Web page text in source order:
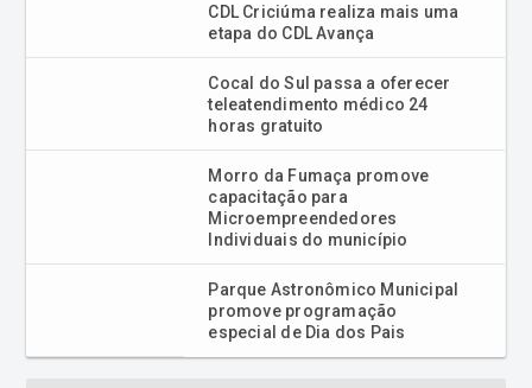
CDL Criciúma realiza mais uma
etapa do CDL Avança
Cocal do Sul passa a oferecer
teleatendimento médico 24
horas gratuito
Morro da Fumaça promove
capacitação para
Microempreendedores
Individuais do município
Parque Astronômico Municipal
promove programação
especial de Dia dos Pais